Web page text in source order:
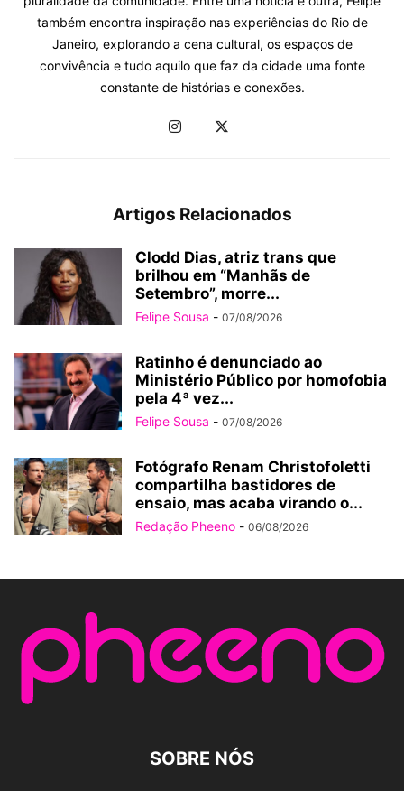
também encontra inspiração nas experiências do Rio de
Janeiro, explorando a cena cultural, os espaços de
convivência e tudo aquilo que faz da cidade uma fonte
constante de histórias e conexões.
Artigos Relacionados
Clodd Dias, atriz trans que
brilhou em “Manhãs de
Setembro”, morre...
Felipe Sousa - 07/08/2026
Ratinho é denunciado ao
Ministério Público por homofobia
pela 4ª vez...
Felipe Sousa - 07/08/2026
Fotógrafo Renam Christofoletti
compartilha bastidores de
ensaio, mas acaba virando o...
Redação Pheeno - 06/08/2026
SOBRE NÓS